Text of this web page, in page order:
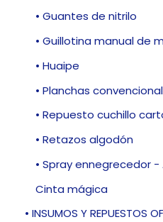
• Guantes de nitrilo
• Guillotina manual de
• Huaipe
• Planchas
• Repuesto cuchillo
• Retazos algodón
• Spray ennegrecedor
Cinta mágica
• INSUMOS Y REPUESTOS